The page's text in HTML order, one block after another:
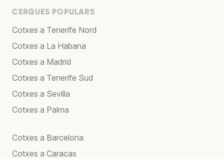
CERQUES POPULARS
Cotxes a Tenerife Nord
Cotxes a La Habana
Cotxes a Madrid
Cotxes a Tenerife Sud
Cotxes a Sevilla
Cotxes a Palma
Cotxes a Barcelona
Cotxes a Caracas